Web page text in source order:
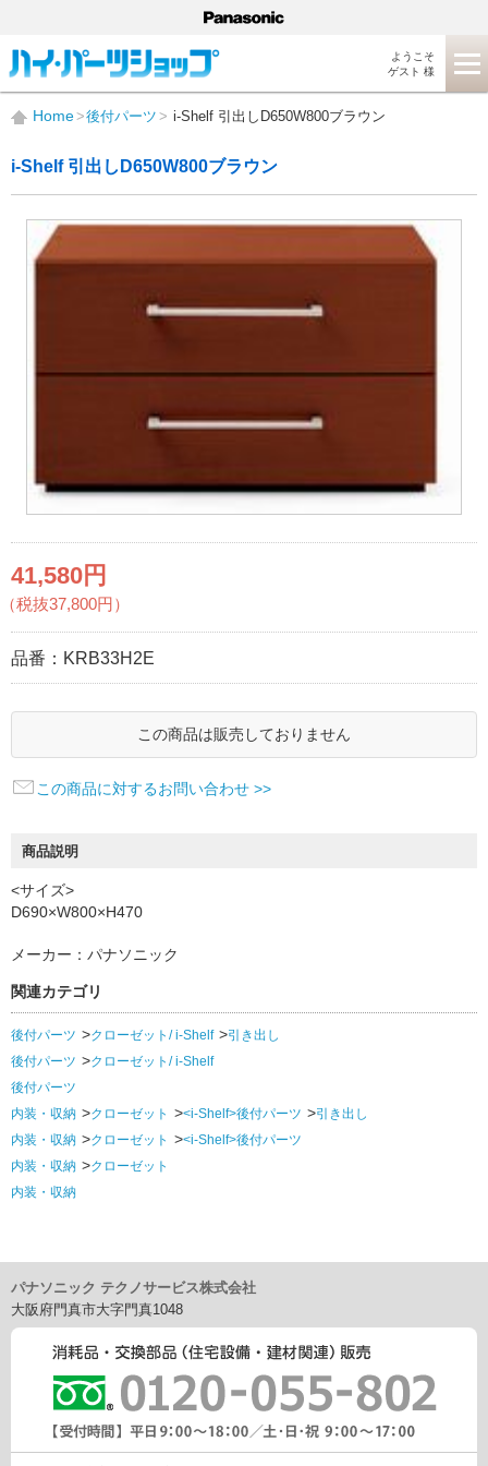
ようこそ
ゲスト 様
Home 後付パーツ i-Shelf 引出しD650W800ブラウン
i-Shelf 引出しD650W800ブラウン
41,580円
（税抜37,800円）
品番： KRB33H2E
この商品は販売しておりません
この商品に対するお問い合わせ >>
商品説明
<サイズ>
D690×W800×H470
メーカー：パナソニック
関連カテゴリ
後付パーツ クローゼット/ i-Shelf
引き出し
後付パーツ
クローゼット/ i-Shelf
後付パーツ
内装・収納
クローゼット <i-Shelf>後付パーツ
引き出し
内装・収納
クローゼット
<i-Shelf>後付パーツ
内装・収納
クローゼット
内装・収納
パナソニック テクノサービス株式会社
大阪府門真市大字門真1048